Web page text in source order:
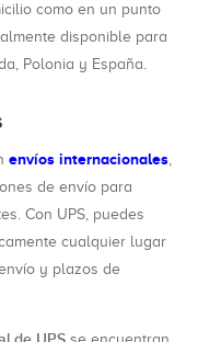
como en un punto
disponible para
Polonia y España.
envíos internacionales,
de envío para
Con UPS, puedes
cualquier lugar
y plazos de